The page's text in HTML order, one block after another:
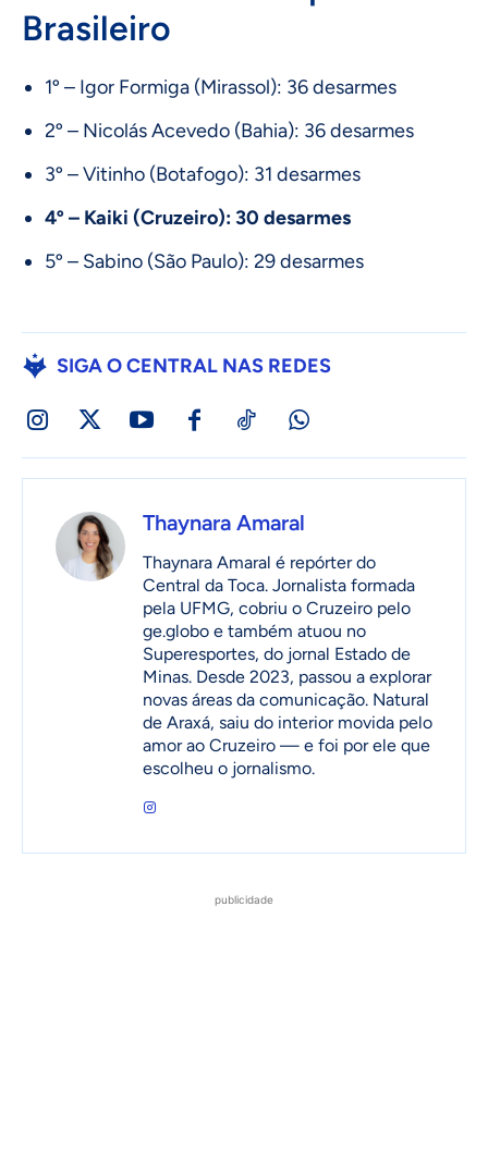
Brasileiro
1º – Igor Formiga (Mirassol): 36 desarmes
2º – Nicolás Acevedo (Bahia): 36 desarmes
3º – Vitinho (Botafogo): 31 desarmes
4º – Kaiki (Cruzeiro): 30 desarmes
5º – Sabino (São Paulo): 29 desarmes
SIGA O CENTRAL NAS REDES
Thaynara Amaral
Thaynara Amaral é repórter do
Central da Toca. Jornalista formada
pela UFMG, cobriu o Cruzeiro pelo
ge.globo e também atuou no
Superesportes, do jornal Estado de
Minas. Desde 2023, passou a explorar
novas áreas da comunicação. Natural
de Araxá, saiu do interior movida pelo
amor ao Cruzeiro — e foi por ele que
escolheu o jornalismo.
publicidade